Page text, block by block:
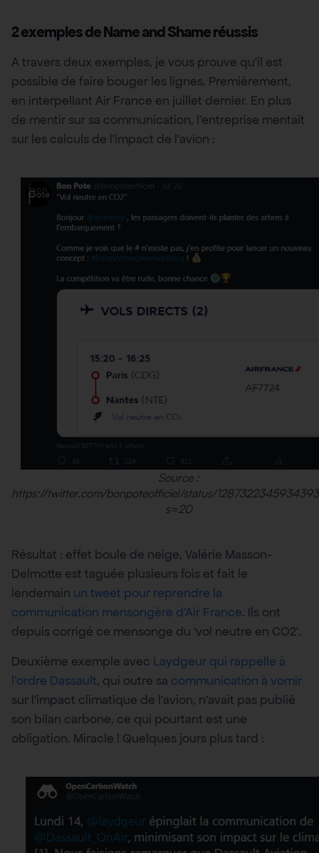
2 exemples de Name and Shame réussis
A travers deux exemples, je vous prouve qu’il est
possible de faire bouger les lignes. Premièrement,
en interpellant Air France en juillet dernier. En plus
de mentir sur sa communication, l’entreprise mentait
sur les calculs de l’impact de l’avion :
Source :
https://twitter.com/bonpoteofficiel/status/
s=20
Résultat : effet boule de neige, Valérie Masson-
Delmotte est taguée plusieurs fois et fait le
lendemain un tweet pour reprendre la
communication mensongère d’Air France. Ils ont
depuis corrigé ce mensonge du ‘vol neutre en CO2’.
Deuxième exemple avec Laydgeur qui rappelle à
l’ordre Dassault, qui outre sa communication à vomir
sur l’impact climatique de l’avion, n’avait pas publié
son bilan carbone, ce qui pourtant est une
obligation. Miracle ! Quelques jours plus tard :